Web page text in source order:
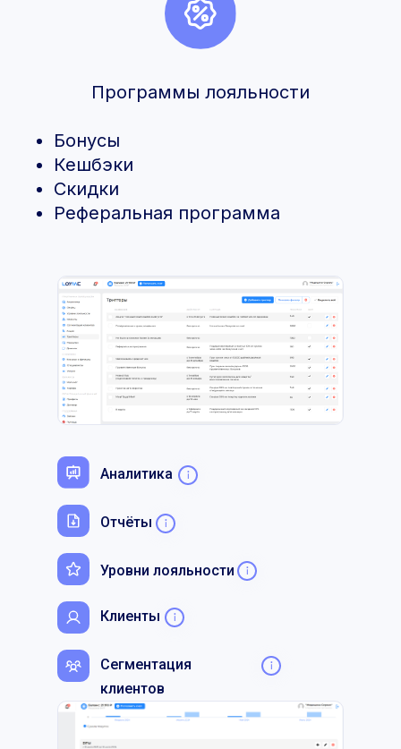
Программы лояльности
Бонусы
Кешбэки
Скидки
Реферальная программа
Аналитика
Отчёты
Уровни лояльности
Клиенты
Сегментация
клиентов